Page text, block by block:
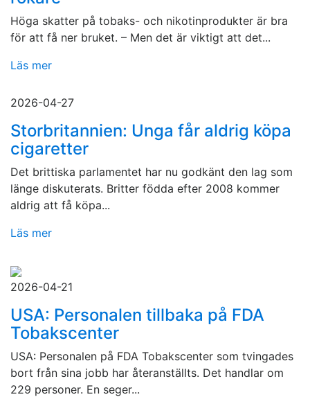
Höga skatter på tobaks- och nikotinprodukter är bra
för att få ner bruket. – Men det är viktigt att det...
Läs mer
2026-04-27
Storbritannien: Unga får aldrig köpa
cigaretter
Det brittiska parlamentet har nu godkänt den lag som
länge diskuterats. Britter födda efter 2008 kommer
aldrig att få köpa...
Läs mer
2026-04-21
USA: Personalen tillbaka på FDA
Tobakscenter
USA: Personalen på FDA Tobakscenter som tvingades
bort från sina jobb har återanställts. Det handlar om
229 personer. En seger...